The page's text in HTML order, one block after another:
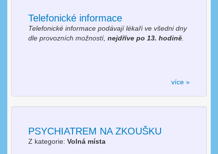
Telefonické informace
Telefonické informace podávají lékaři ve všedni dny
dle provozních možností, nejdříve po 13. hodině.
více »
PSYCHIATREM NA ZKOUŠKU
Z kategorie: Volná místa